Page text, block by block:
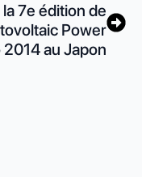
7e édition de
Power
au Japon